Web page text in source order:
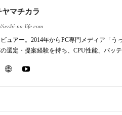
ヤマチカラ
usshi-na-life.com
ュアー。2014年からPC専門メディア「
の選定・提案経験を持ち、CPU性能、バッ